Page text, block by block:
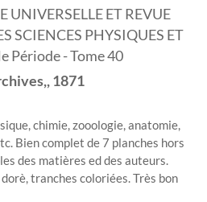
UNIVERSELLE ET REVUE
SCIENCES PHYSIQUES ET
Période - Tome 40
1871
chimie, zooologie, anatomie,
Bien complet de 7 planches hors
des matières ed des auteurs.
tranches coloriées. Très bon